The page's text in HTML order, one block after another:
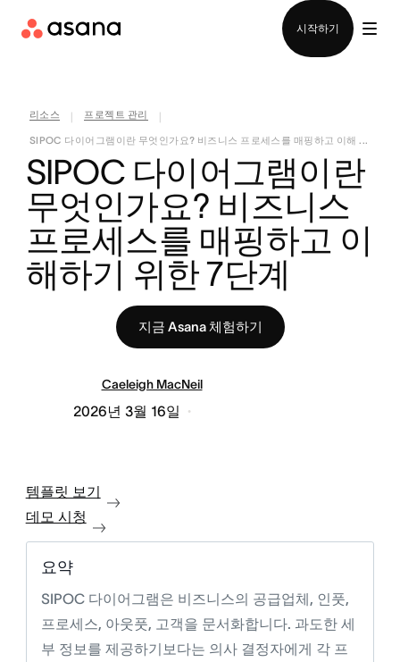
시작하기
리소스 프로젝트 관리
SIPOC 다이어그램이란 무엇인가요? 비즈니스 프로세스를 매핑하고 이해 ...
SIPOC 다이어그램이란
무엇인가요? 비즈니스
프로세스를 매핑하고 이
해하기 위한 7단계
지금 Asana 체험하기
Caeleigh MacNeil
2026년 3월 16일
템플릿 보기
데모 시청
요약
SIPOC 다이어그램은 비즈니스의 공급업체, 인풋,
프로세스, 아웃풋, 고객을 문서화합니다. 과도한 세
부 정보를 제공하기보다는 의사 결정자에게 각 프